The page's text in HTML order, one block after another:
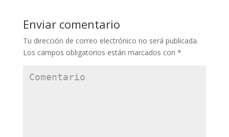
Enviar comentario
Tu dirección de correo electrónico no será publicada.
Los campos obligatorios están marcados con *